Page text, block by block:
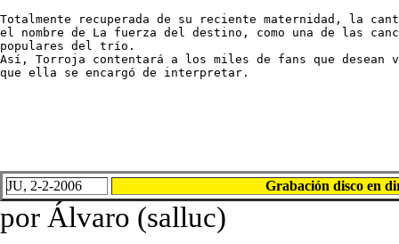
Totalmente recuperada de su reciente maternidad, la
el nombre de La fuerza del destino, como una de las
populares del trío.
Así, Torroja contentará a los miles de fans que desean
que ella se encargó de interpretar.
JU, 2-2-2006 Grabación disco en
por Álvaro (salluc)